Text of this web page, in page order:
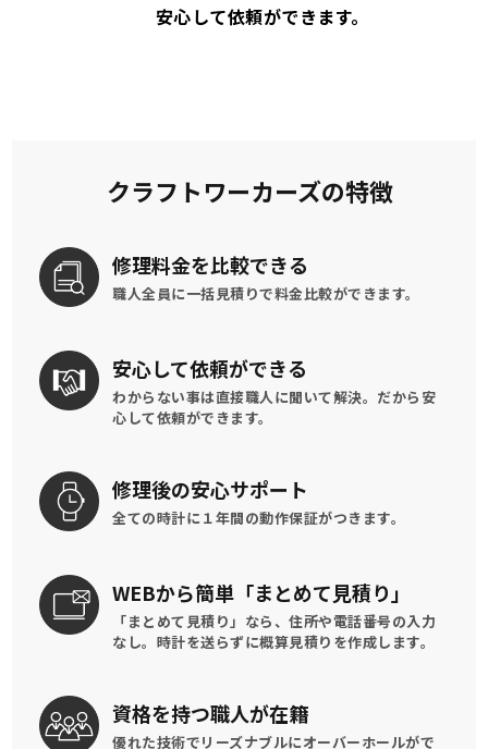
安心して依頼ができます。
クラフトワーカーズの特徴
修理料金を比較できる
職人全員に一括見積りで料金比較ができます。
安心して依頼ができる
わからない事は直接職人に聞いて解決。 だから安
心して依頼ができます。
修理後の安心サポート
全ての時計に １年間の動作保証がつきます。
WEBから簡単 「まとめて見積り」
「まとめて見積り」なら、住所や電話番号の入力
なし。時計を送らずに概算見積りを作成します。
資格を持つ職人が在籍
優れた技術でリーズナブルにオーバーホールがで